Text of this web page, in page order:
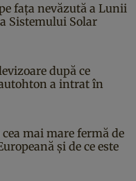
fața nevăzută a Lunii
Sistemului Solar
după ce
a intrat în
mai mare fermă de
și de ce este